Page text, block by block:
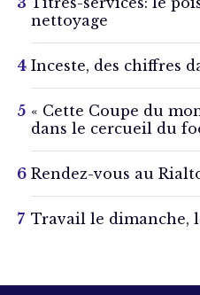
nettoyage
Inceste, des chiffres
« Cette Coupe du
dans le cercueil du
Rendez-vous au
Travail le dimanche,